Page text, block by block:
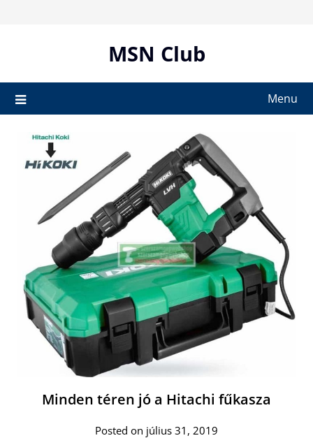
MSN Club
Menu
Minden téren jó a Hitachi fűkasza
Posted on július 31, 2019